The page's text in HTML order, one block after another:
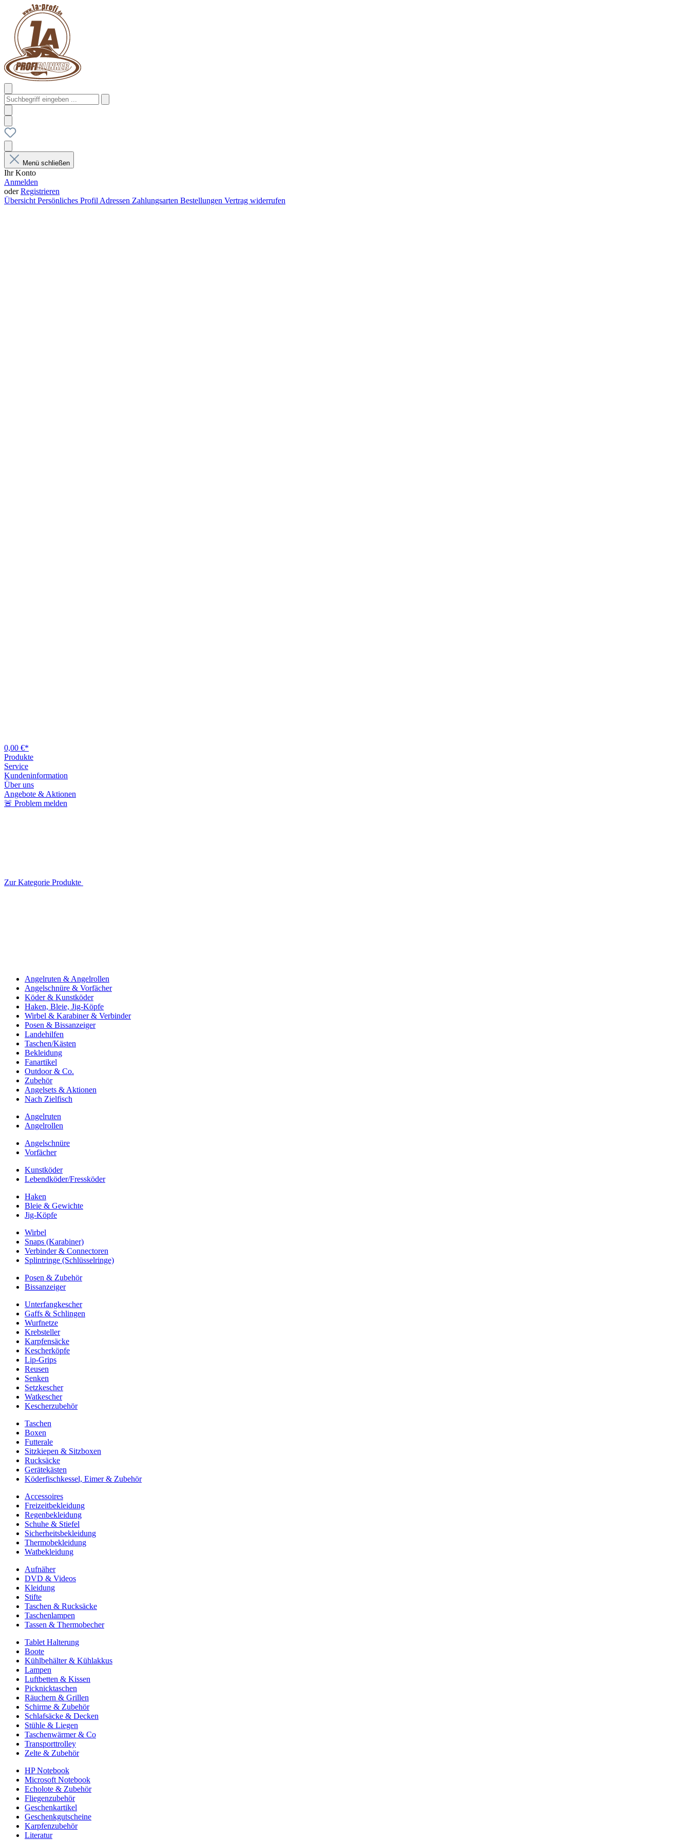
Menü schließen
Ihr Konto
Anmelden
oderRegistrieren
Übersicht Persönliches Profil Adressen Zahlungsarten Bestellungen Vertrag widerrufen
0,00 €*
Produkte
Service
Kundeninformation
Über uns
Angebote & Aktionen
🚨 Problem melden
Zur Kategorie Produkte
Angelruten & Angelrollen
Angelschnüre & Vorfächer
Köder & Kunstköder
Haken, Bleie, Jig-Köpfe
Wirbel & Karabiner & Verbinder
Posen & Bissanzeiger
Landehilfen
Taschen/Kästen
Bekleidung
Fanartikel
Outdoor & Co.
Zubehör
Angelsets & Aktionen
Nach Zielfisch
Angelruten
Angelrollen
Angelschnüre
Vorfächer
Kunstköder
Lebendköder/Fressköder
Haken
Bleie & Gewichte
Jig-Köpfe
Wirbel
Snaps (Karabiner)
Verbinder & Connectoren
Splintringe (Schlüsselringe)
Posen & Zubehör
Bissanzeiger
Unterfangkescher
Gaffs & Schlingen
Wurfnetze
Krebsteller
Karpfensäcke
Kescherköpfe
Lip-Grips
Reusen
Senken
Setzkescher
Watkescher
Kescherzubehör
Taschen
Boxen
Futterale
Sitzkiepen & Sitzboxen
Rucksäcke
Gerätekästen
Köderfischkessel, Eimer & Zubehör
Accessoires
Freizeitbekleidung
Regenbekleidung
Schuhe & Stiefel
Sicherheitsbekleidung
Thermobekleidung
Watbekleidung
Aufnäher
DVD & Videos
Kleidung
Stifte
Taschen & Rucksäcke
Taschenlampen
Tassen & Thermobecher
Tablet Halterung
Boote
Kühlbehälter & Kühlakkus
Lampen
Luftbetten & Kissen
Picknicktaschen
Räuchern & Grillen
Schirme & Zubehör
Schlafsäcke & Decken
Stühle & Liegen
Taschenwärmer & Co
Transporttrolley
Zelte & Zubehör
HP Notebook
Microsoft Notebook
Echolote & Zubehör
Fliegenzubehör
Geschenkartikel
Geschenkgutscheine
Karpfenzubehör
Literatur